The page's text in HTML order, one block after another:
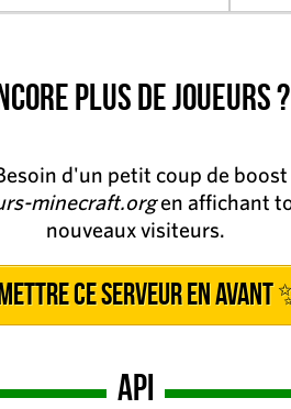
plus de joueurs ?
d'un petit coup de boost
minecraft.orgen affichant
nouveaux visiteurs.
ce serveur en avant
API